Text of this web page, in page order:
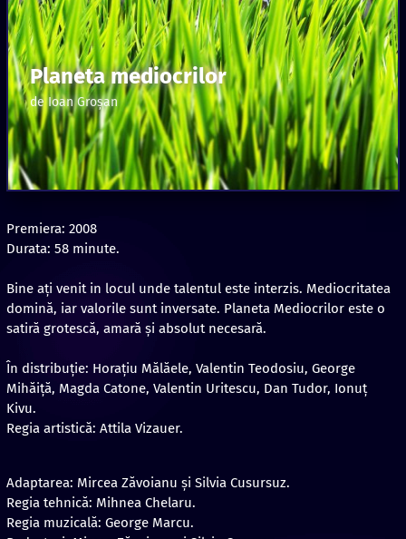
Planeta mediocrilor
de Ioan Groşan
Premiera: 2008
Durata: 58 minute.
Bine ați venit in locul unde talentul este interzis. Mediocritatea
domină, iar valorile sunt inversate. Planeta Mediocrilor este o
satiră grotescă, amară și absolut necesară.
În distribuție: Horațiu Mălăele, Valentin Teodosiu, George
Mihăiţă, Magda Catone, Valentin Uritescu, Dan Tudor, Ionuţ
Kivu.
Regia artistică: Attila Vizauer.
Adaptarea: Mircea Zăvoianu şi Silvia Cusursuz.
Regia tehnică: Mihnea Chelaru.
Regia muzicală: George Marcu.